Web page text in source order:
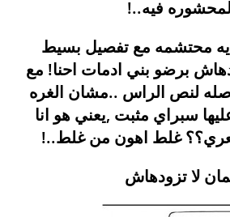
فيه..!
محتشمه مع تفصيل بسيط
برضو بني ادمات احنا! مع
لنص الراس ..مشان الغره
سبراي مثبت ,يعني هو انا
غلط اهون من غلط..!
لا تزودهاش